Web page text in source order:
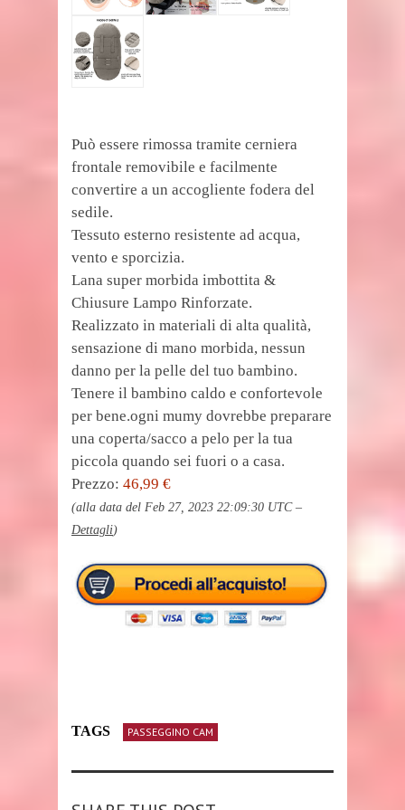
Può essere rimossa tramite cerniera
frontale removibile e facilmente
convertire a un accogliente fodera del
sedile.
Tessuto esterno resistente ad acqua,
vento e sporcizia.
Lana super morbida imbottita &
Chiusure Lampo Rinforzate.
Realizzato in materiali di alta qualità,
sensazione di mano morbida, nessun
danno per la pelle del tuo bambino.
Tenere il bambino caldo e confortevole
per bene.ogni mumy dovrebbe preparare
una coperta/sacco a pelo per la tua
piccola quando sei fuori o a casa.
Prezzo: 46,99 €
(alla data del Feb 27, 2023 22:09:30 UTC –
Dettagli)
TAGS PASSEGGINO CAM